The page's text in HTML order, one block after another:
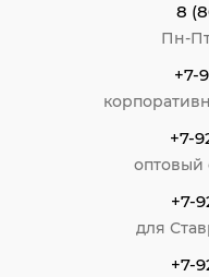
8
Пн-
+7-
+7-
оптовый
+7-
для
+7-